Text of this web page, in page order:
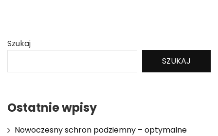
Szukaj
SZUKAJ
Ostatnie wpisy
Nowoczesny schron podziemny – optymalne